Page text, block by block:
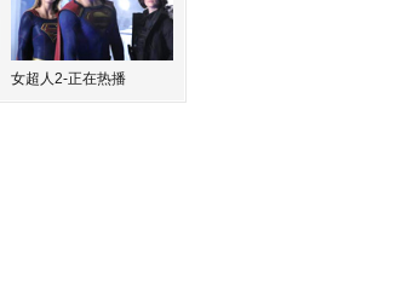
女超人2-正在热播